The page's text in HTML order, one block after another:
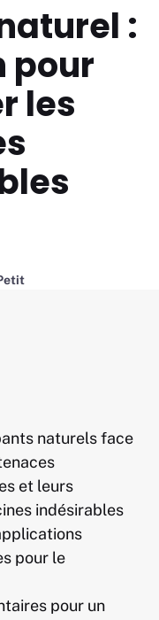
:
pour
les
naturels face
et leurs
indésirables
pour le
pour un